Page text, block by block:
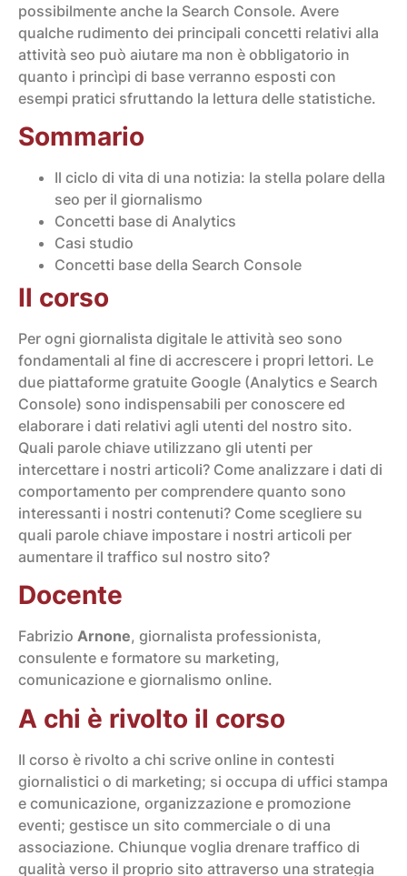
possibilmente anche la Search Console. Avere
qualche rudimento dei principali concetti relativi alla
attività seo può aiutare ma non è obbligatorio in
quanto i princìpi di base verranno esposti con
esempi pratici sfruttando la lettura delle statistiche.
Sommario
Il ciclo di vita di una notizia: la stella polare della
seo per il giornalismo
Concetti base di Analytics
Casi studio
Concetti base della Search Console
Il corso
Per ogni giornalista digitale le attività seo sono
fondamentali al fine di accrescere i propri lettori. Le
due piattaforme gratuite Google (Analytics e Search
Console) sono indispensabili per conoscere ed
elaborare i dati relativi agli utenti del nostro sito.
Quali parole chiave utilizzano gli utenti per
intercettare i nostri articoli? Come analizzare i dati di
comportamento per comprendere quanto sono
interessanti i nostri contenuti? Come scegliere su
quali parole chiave impostare i nostri articoli per
aumentare il traffico sul nostro sito?
Docente
Fabrizio Arnone, giornalista professionista,
consulente e formatore su marketing,
comunicazione e giornalismo online.
A chi è rivolto il corso
Il corso è rivolto a chi scrive online in contesti
giornalistici o di marketing; si occupa di uffici stampa
e comunicazione, organizzazione e promozione
eventi; gestisce un sito commerciale o di una
associazione. Chiunque voglia drenare traffico di
qualità verso il proprio sito attraverso una strategia